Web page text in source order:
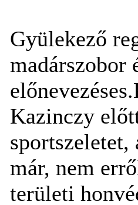
Gyülekező
madárszobor
Kazinczy
sportszeletet,
már, nem
területi